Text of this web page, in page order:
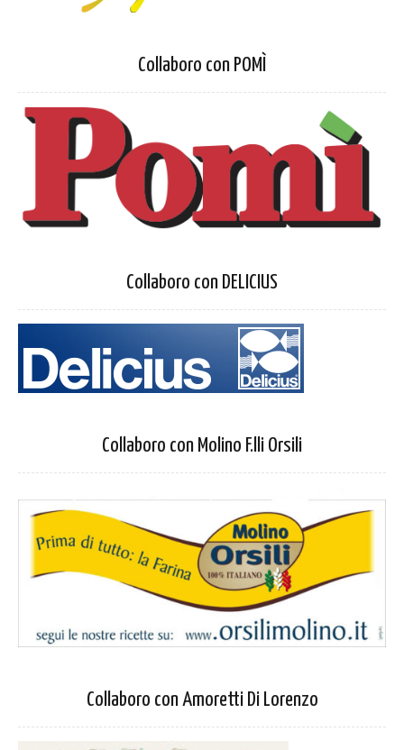
Collaboro con POMÌ
Collaboro con DELICIUS
Collaboro con Molino F.lli Orsili
Collaboro con Amoretti Di Lorenzo